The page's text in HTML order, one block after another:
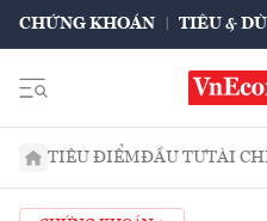
CHỨNG KHOÁN TIÊU &
TIÊU ĐIỂMĐẦU TƯTÀI